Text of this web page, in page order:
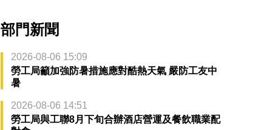
部門新聞
2026-08-06 15:09
勞工局籲加強防暑措施應對酷熱天氣 嚴防工友中
暑
2026-08-06 14:51
勞工局與工聯8月下旬合辦酒店營運及餐飲職業配